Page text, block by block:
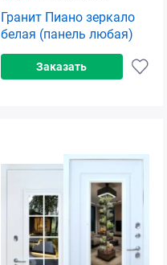
Гранит Пиано зеркало
белая (панель любая)
Заказать